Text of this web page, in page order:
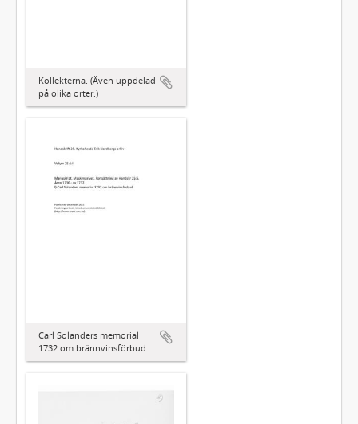
Kollekterna. (Även uppdelad
på olika orter.)
Carl Solanders memorial
1732 om brännvinsförbud